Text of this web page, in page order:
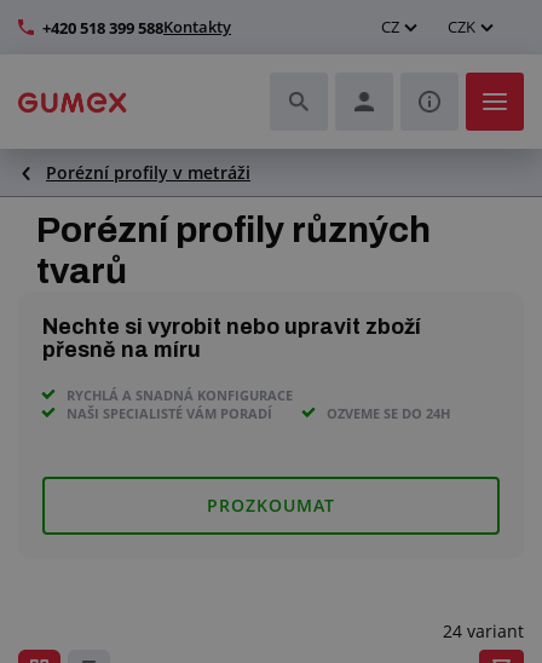
+420 518 399 588Kontakty CZ CZK
Hadice a jejich kompletace
Profily a výroba těsnění
Další pryžové a plastové výrobky
Porézní profily v metráži
Porézní profily různých
tvarů
Nechte si vyrobit nebo upravit zboží
přesně na míru
RYCHLÁ A SNADNÁ KONFIGURACE
NAŠI SPECIALISTÉ VÁM PORADÍ
OZVEME SE DO 24H
PROZKOUMAT
24 variant